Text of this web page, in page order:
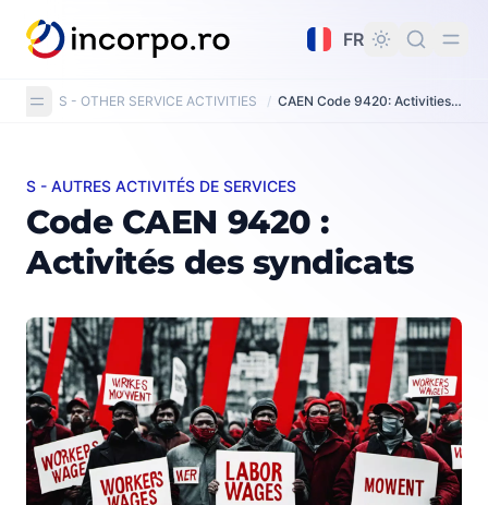
principal
FR
S - OTHER SERVICE ACTIVITIES / CAEN Code 9420: Activities of trade unions
Code CAEN 9420 : Activités des syndicats
S - AUTRES ACTIVITÉS DE SERVICES
Code CAEN 9420 :
Activités des syndicats